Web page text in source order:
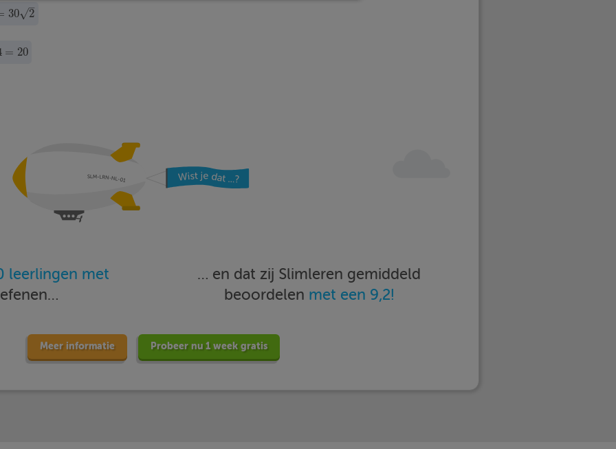
30 2
–
√
= 20
leerlingen met
… en dat zij Slimleren gemiddeld
beoordelen met een 9,2!
Meer informatie Probeer nu 1 week gratis